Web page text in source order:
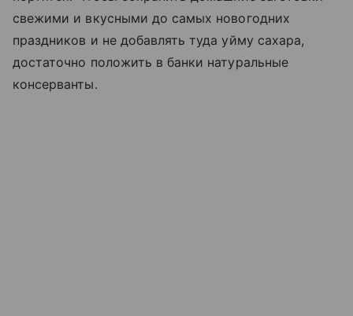
свежими и вкусными до самых новогодних
праздников и не добавлять туда уйму сахара,
достаточно положить в банки натуральные
консерванты.